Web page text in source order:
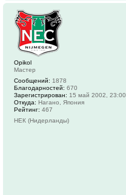
Opikol
Мастер
Сообщений: 1878
Благодарностей: 670
Зарегистрирован: 15 май 2002, 23:00
Откуда: Нагано, Япония
Рейтинг: 467
НЕК (Нидерланды)